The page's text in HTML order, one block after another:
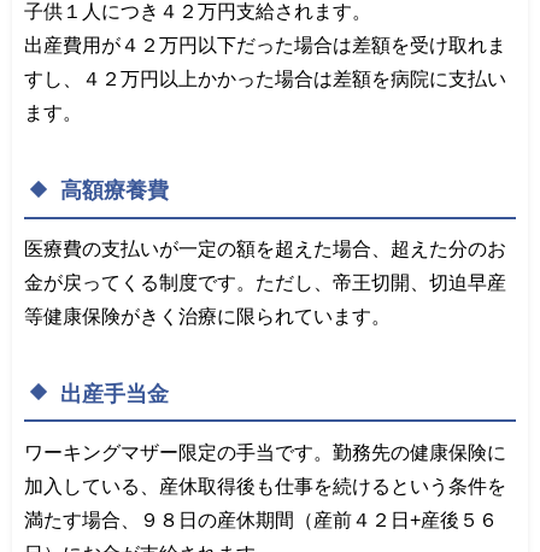
子供１人につき４２万円支給されます。
出産費用が４２万円以下だった場合は差額を受け取れま
すし、４２万円以上かかった場合は差額を病院に支払い
ます。
高額療養費
医療費の支払いが一定の額を超えた場合、超えた分のお
金が戻ってくる制度です。ただし、帝王切開、切迫早産
等健康保険がきく治療に限られています。
出産手当金
ワーキングマザー限定の手当です。勤務先の健康保険に
加入している、産休取得後も仕事を続けるという条件を
満たす場合、９８日の産休期間（産前４２日+産後５６